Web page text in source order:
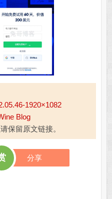
1920×1082
Blog
保留原文链接。
分享